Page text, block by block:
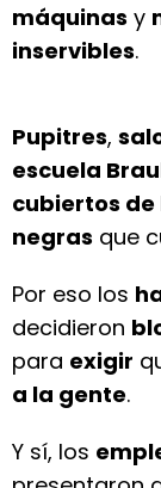
máquinas y
inservibles.
Pupitres,
escuela
cubiertos de
negras que
Por eso los
decidieron
para exigir
a la gente.
Y sí, los